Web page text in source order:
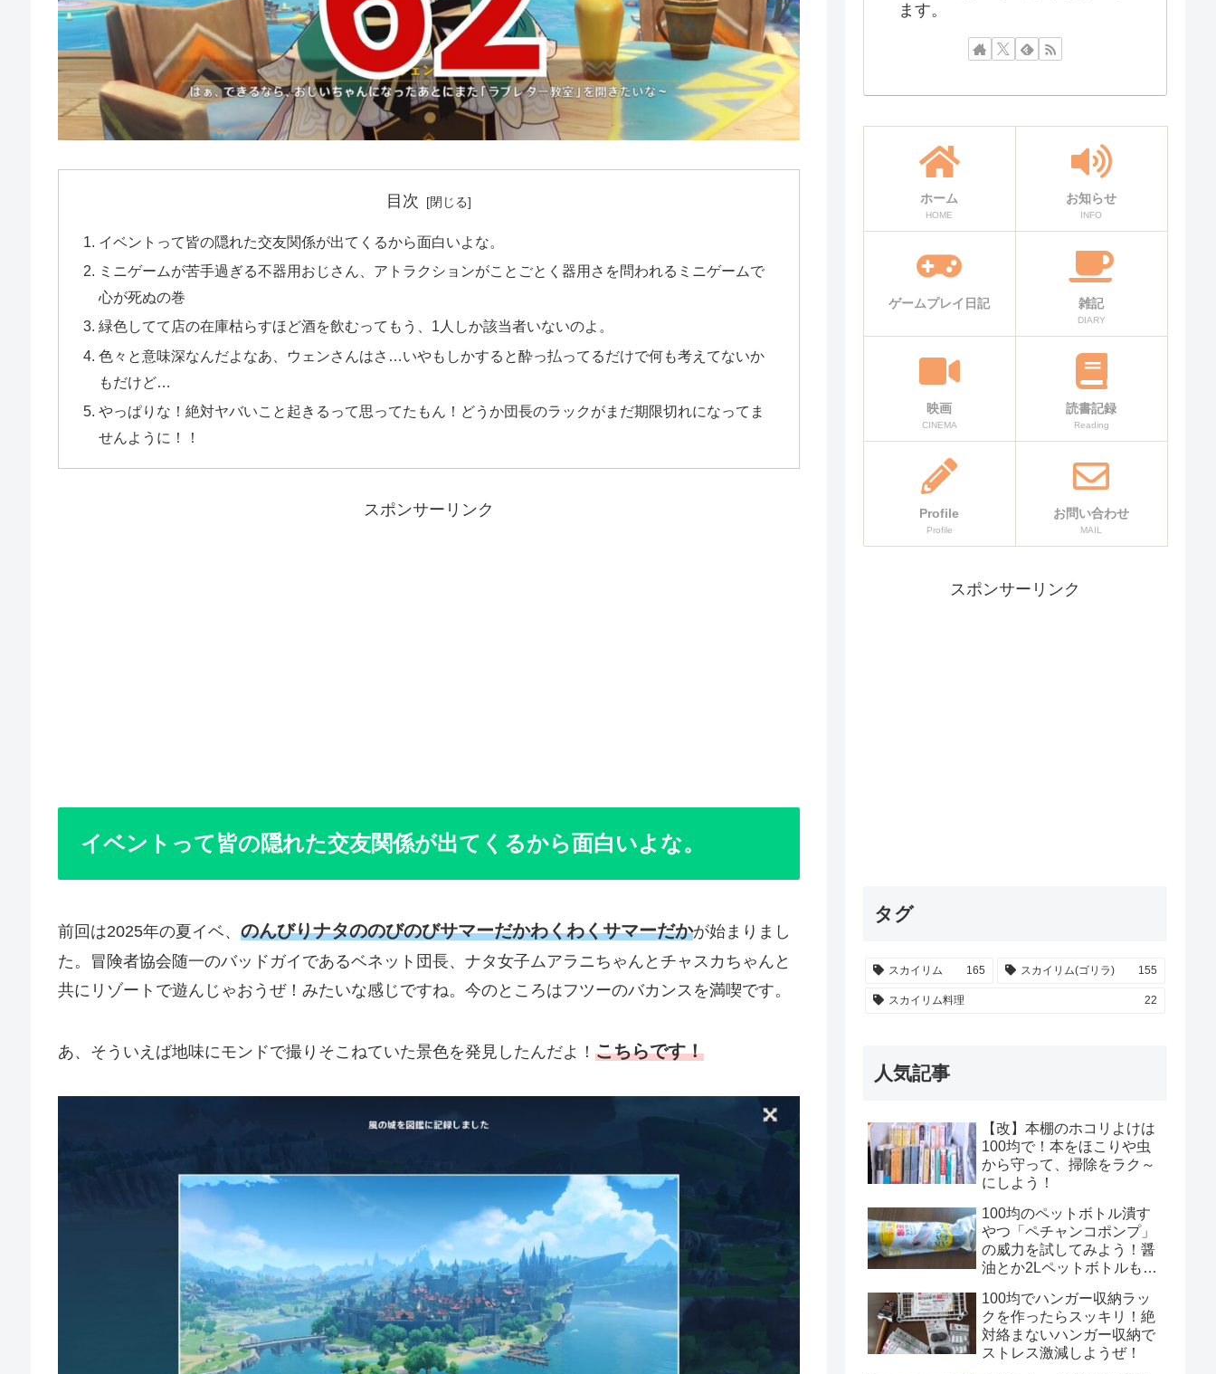
目次
イベントって皆の隠れた交友関係が出てくるから面白いよな。
ミニゲームが苦手過ぎる不器用おじさん、アトラクションがことごとく器用さを問われるミニゲームで
心が死ぬの巻
緑色してて店の在庫枯らすほど酒を飲むってもう、1人しか該当者いないのよ。
色々と意味深なんだよなあ、ウェンさんはさ…いやもしかすると酔っ払ってるだけで何も考えてないか
もだけど…
やっぱりな！絶対ヤバいこと起きるって思ってたもん！どうか団長のラックがまだ期限切れになってま
せんように！！
スポンサーリンク
イベントって皆の隠れた交友関係が出てくるから面白いよな。
前回は2025年の夏イベ、 のんびりナタののびのびサマーだかわくわくサマーだかが始まりまし
た。冒険者協会随一のバッドガイであるベネット団長、ナタ女子ムアラニちゃんとチャスカちゃんと
共にリゾートで遊んじゃおうぜ！みたいな感じですね。今のところはフツーのバカンスを満喫です。
あ、そういえば地味にモンドで撮りそこねていた景色を発見したんだよ！ こちらです！
ます。
ホーム
HOME
お知らせ
INFO
ゲームプレイ日記 雑記
DIARY
映画
CINEMA
読書記録
Reading
Profile
Profile
お問い合わせ
MAIL
スポンサーリンク
タグ
スカイリム 165 スカイリム(ゴリラ) 155
スカイリム料理 22
人気記事
【改】本棚のホコリよけは
100均で！本をほこりや虫
から守って、掃除をラク～
にしよう！
100均のペットボトル潰す
やつ「ペチャンコポンプ」
の威力を試してみよう！醤
油とか2Lペットボトルもい
100均でハンガー収納ラッ
クを作ったらスッキリ！絶
対絡まないハンガー収納で
ストレス激減しようぜ！